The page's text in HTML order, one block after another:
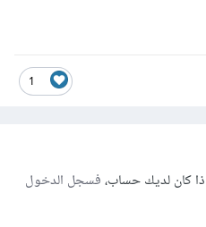
1
كان لديك حساب،فسجل الدخول